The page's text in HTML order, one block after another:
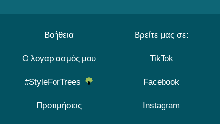
Βοήθεια
Ο λογαριασμός μου
#StyleForTrees
Προτιμήσεις
Βρείτε μας σε:
TikTok
Facebook
Instagram